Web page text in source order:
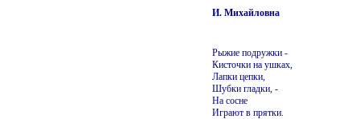
И. Михайловна
Рыжие подружки -
Кисточки на ушках,
Лапки цепки,
Шубки гладки, -
На сосне
Играют в прятки.